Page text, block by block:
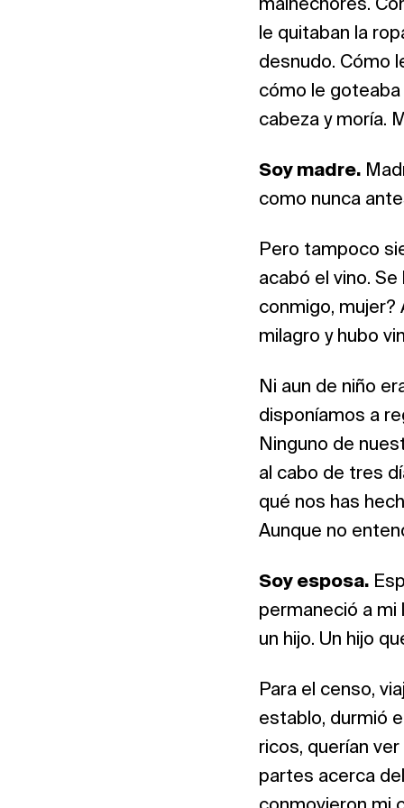
malhechores.
le quitaban la
desnudo. Cómo
cómo le goteaba
cabeza y moría.
Soy madre.
como nunca
Pero tampoco
acabó el vino.
conmigo, mujer?
milagro y hubo
Ni aun de niño
disponíamos a
Ninguno de
al cabo de tres
qué nos has
Aunque no
Soy esposa.
permaneció a mi
un hijo. Un hijo
Para el censo,
establo, durmió
ricos, querían
partes acerca